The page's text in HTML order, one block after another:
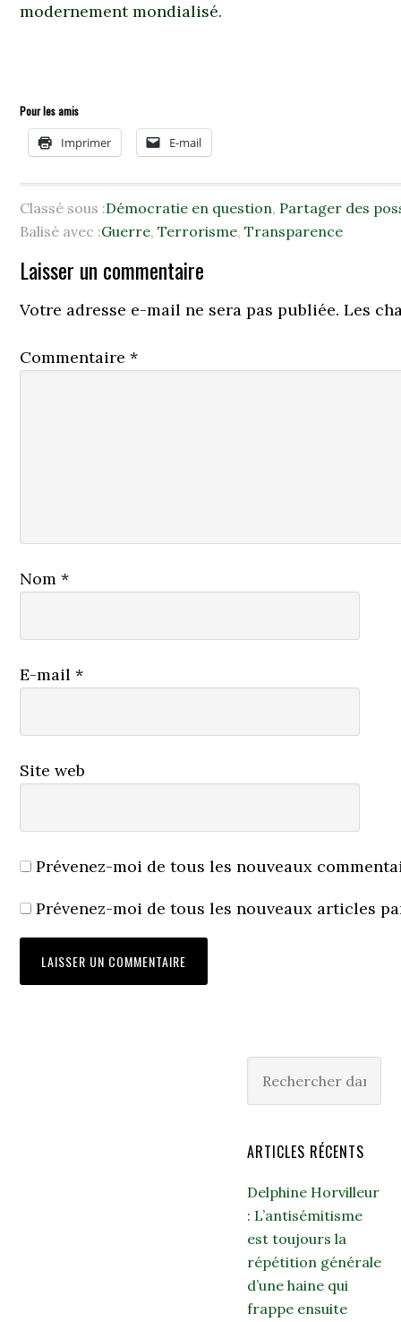
modernement mondialisé.
Pour les amis
Imprimer E-mail
Classé sous :Démocratie en question, Partager des
Balisé avec :Guerre,Terrorisme,Transparence
Laisser un commentaire
Votre adresse e-mail ne sera pas publiée. Les
Commentaire*
Nom*
E-mail*
Site web
Prévenez-moi de tous les nouveaux
Prévenez-moi de tous les nouveaux articles
ARTICLES RÉCENTS
Delphine Horvilleur
: L’antisémitisme
est toujours la
répétition générale
d’une haine qui
frappe ensuite